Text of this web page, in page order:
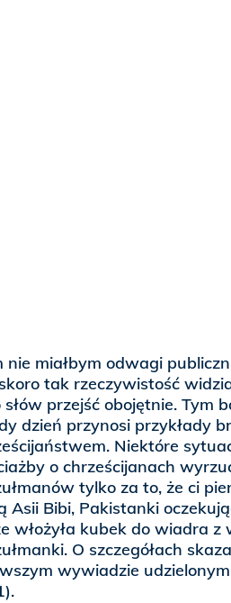
nie miałbym odwagi
tak rzeczywistość
słów przejść obojętnie. Tym
dzień przynosi przykłady
Niektóre
o chrześcijanach
tylko za to, że ci
Asii Bibi, Pakistanki
włożyła kubek do wiadra
O szczegółach
wywiadzie